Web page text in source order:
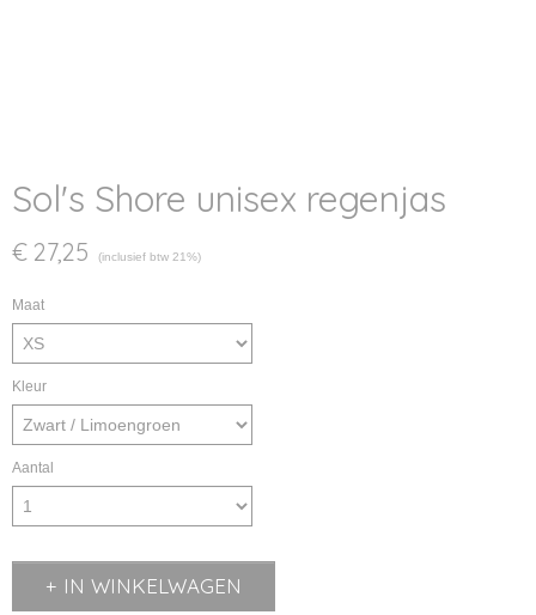
Sol's Shore unisex regenjas
€ 27,25 (inclusief btw 21%)
Maat
Kleur
Aantal
IN WINKELWAGEN